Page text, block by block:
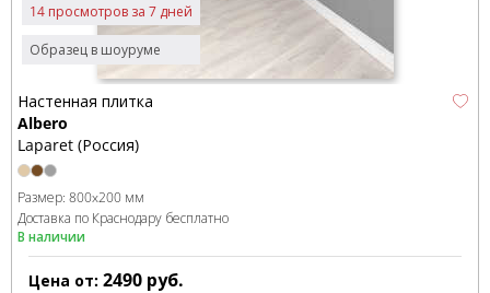
Образец в шоуруме
14 просмотров за 7 дней
Настенная плитка
Albero
Laparet (Россия)
Размер: 800x200 мм
Доставка по Краснодару бесплатно
В наличии
Цена от: 2490 руб.